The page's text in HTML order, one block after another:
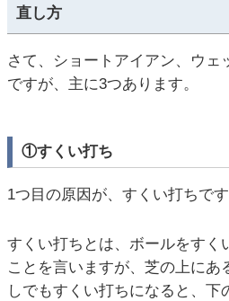
直し方
さて、ショートアイアン、ウェ
ですが、主に3つあります。
①すくい打ち
1つ目の原因が、すくい打ちです
すくい打ちとは、ボールをすく
ことを言いますが、芝の上にあ
しでもすくい打ちになると、下